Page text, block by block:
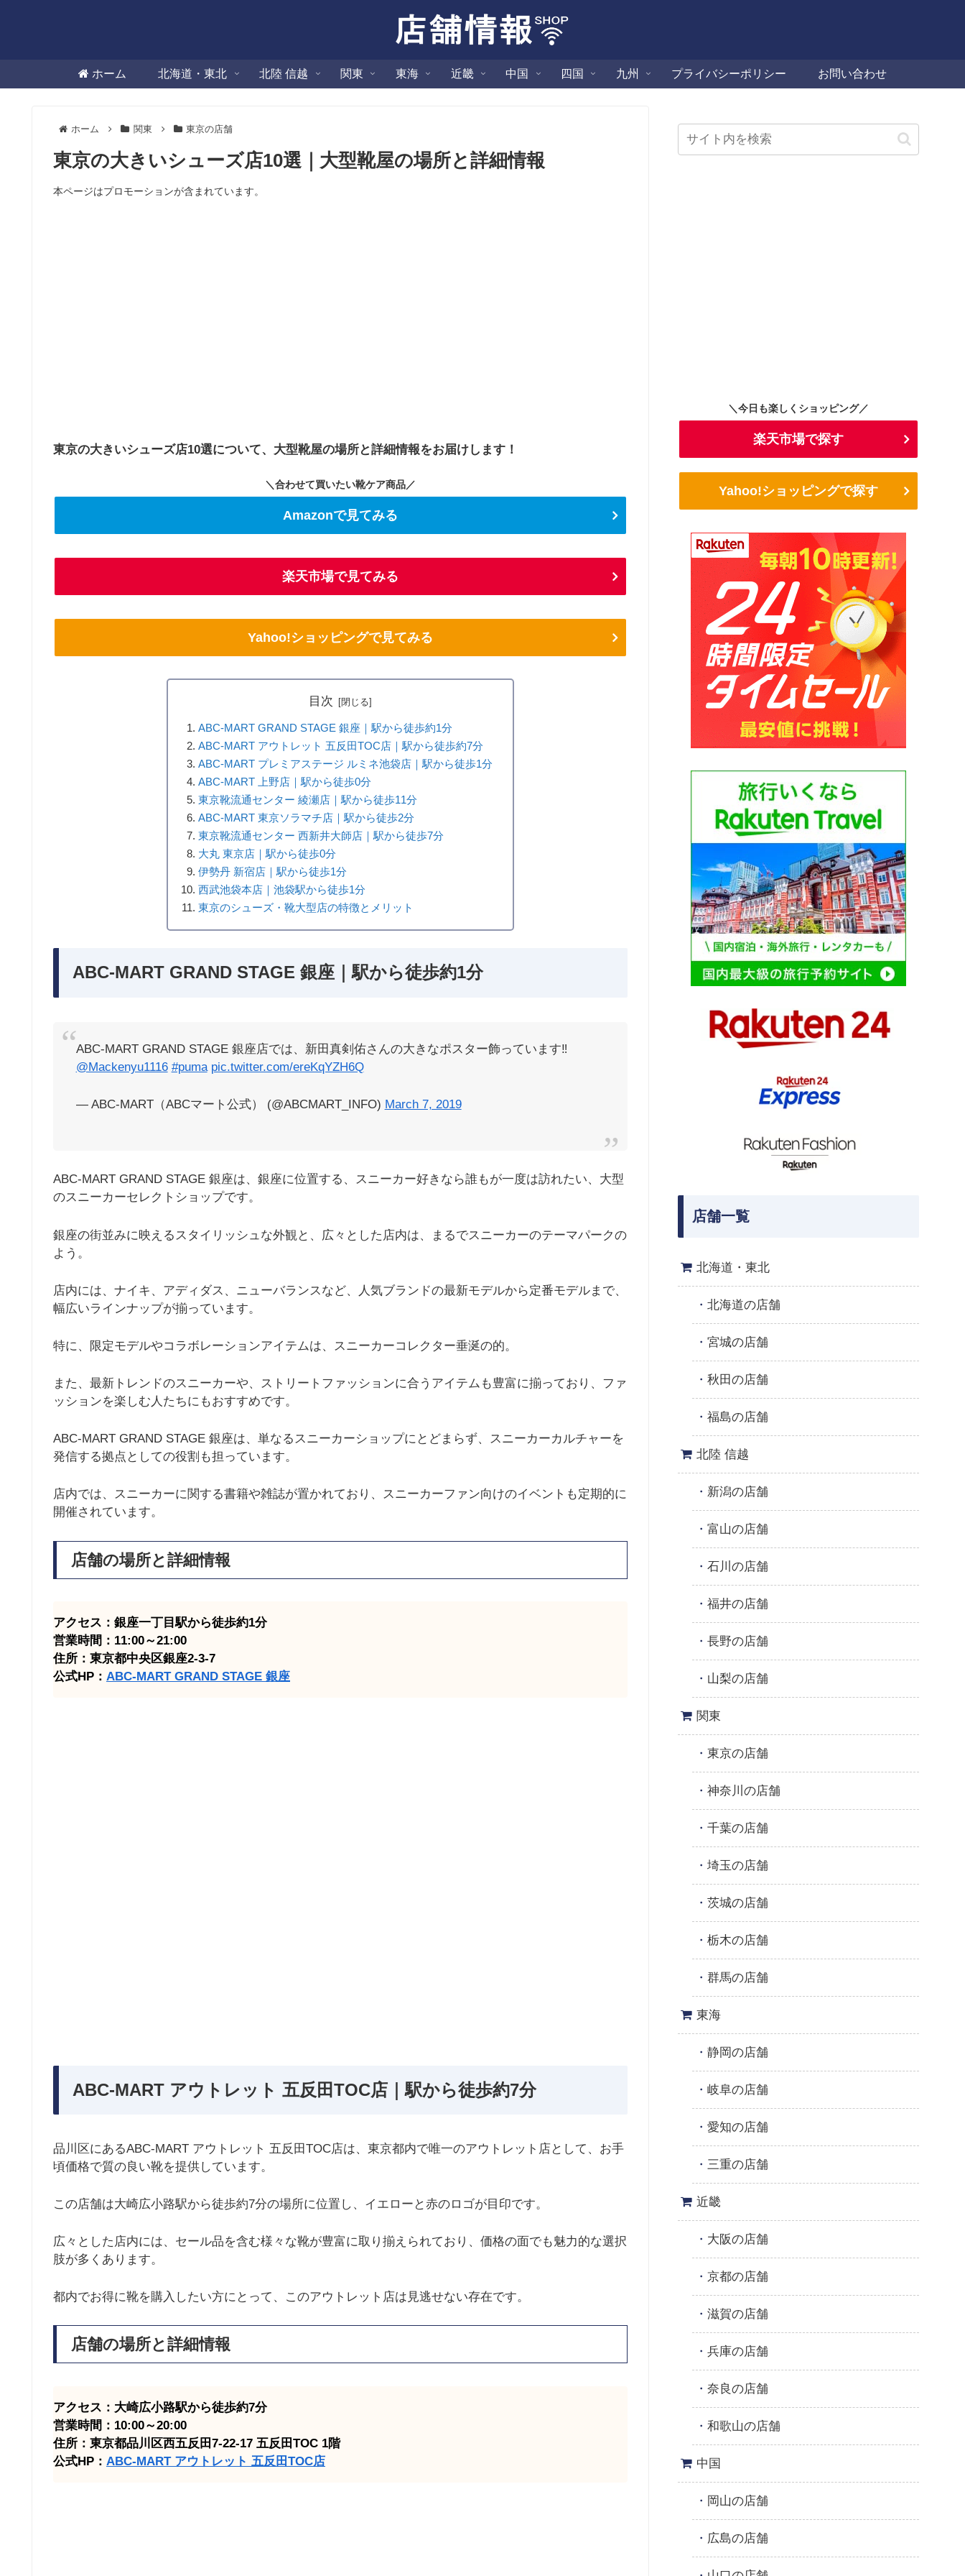
ホーム 北海道・東北 北陸 信越 関東 東海 近畿 中国 四国 九州 プライバシーポリシー お問い合わせ
ホーム 関東 東京の店舗
東京の大きいシューズ店10選｜大型靴屋の場所と詳細情報
本ページはプロモーションが含まれています。
東京の大きいシューズ店10選について、大型靴屋の場所と詳細情報をお届けします！
＼合わせて買いたい靴ケア商品／
Amazonで見てみる
楽天市場で見てみる
Yahoo!ショッピングで見てみる
目次
ABC-MART GRAND STAGE 銀座｜駅から徒歩約1分
ABC-MART アウトレット 五反田TOC店｜駅から徒歩約7分
ABC-MART プレミアステージ ルミネ池袋店｜駅から徒歩1分
ABC-MART 上野店｜駅から徒歩0分
東京靴流通センター 綾瀬店｜駅から徒歩11分
ABC-MART 東京ソラマチ店｜駅から徒歩2分
東京靴流通センター 西新井大師店｜駅から徒歩7分
大丸 東京店｜駅から徒歩0分
伊勢丹 新宿店｜駅から徒歩1分
西武池袋本店｜池袋駅から徒歩1分
東京のシューズ・靴大型店の特徴とメリット
ABC-MART GRAND STAGE 銀座｜駅から徒歩約1分
ABC-MART GRAND STAGE 銀座店では、新田真剣佑さんの大きなポスター飾っています‼️
@Mackenyu1116 #puma pic.twitter.com/ereKqYZH6Q
— ABC-MART（ABCマート公式） (@ABCMART_INFO) March 7, 2019
ABC-MART GRAND STAGE 銀座は、銀座に位置する、スニーカー好きなら誰もが一度は訪れたい、大型
のスニーカーセレクトショップです。
銀座の街並みに映えるスタイリッシュな外観と、広々とした店内は、まるでスニーカーのテーマパークの
よう。
店内には、ナイキ、アディダス、ニューバランスなど、人気ブランドの最新モデルから定番モデルまで、
幅広いラインナップが揃っています。
特に、限定モデルやコラボレーションアイテムは、スニーカーコレクター垂涎の的。
また、最新トレンドのスニーカーや、ストリートファッションに合うアイテムも豊富に揃っており、ファ
ッションを楽しむ人たちにもおすすめです。
ABC-MART GRAND STAGE 銀座は、単なるスニーカーショップにとどまらず、スニーカーカルチャーを
発信する拠点としての役割も担っています。
店内では、スニーカーに関する書籍や雑誌が置かれており、スニーカーファン向けのイベントも定期的に
開催されています。
店舗の場所と詳細情報
アクセス：銀座一丁目駅から徒歩約1分
営業時間：11:00～21:00
住所：東京都中央区銀座2-3-7
公式HP： ABC-MART GRAND STAGE 銀座
ABC-MART アウトレット 五反田TOC店｜駅から徒歩約7分
品川区にあるABC-MART アウトレット 五反田TOC店は、東京都内で唯一のアウトレット店として、お手
頃価格で質の良い靴を提供しています。
この店舗は大崎広小路駅から徒歩約7分の場所に位置し、イエローと赤のロゴが目印です。
広々とした店内には、セール品を含む様々な靴が豊富に取り揃えられており、価格の面でも魅力的な選択
肢が多くあります。
都内でお得に靴を購入したい方にとって、このアウトレット店は見逃せない存在です。
店舗の場所と詳細情報
アクセス：大崎広小路駅から徒歩約7分
営業時間：10:00～20:00
住所：東京都品川区西五反田7-22-17 五反田TOC 1階
公式HP： ABC-MART アウトレット 五反田TOC店
＼今日も楽しくショッピング／
楽天市場で探す
Yahoo!ショッピングで探す
店舗一覧
北海道・東北
北海道の店舗
宮城の店舗
秋田の店舗
福島の店舗
北陸 信越
新潟の店舗
富山の店舗
石川の店舗
福井の店舗
長野の店舗
山梨の店舗
関東
東京の店舗
神奈川の店舗
千葉の店舗
埼玉の店舗
茨城の店舗
栃木の店舗
群馬の店舗
東海
静岡の店舗
岐阜の店舗
愛知の店舗
三重の店舗
近畿
大阪の店舗
京都の店舗
滋賀の店舗
兵庫の店舗
奈良の店舗
和歌山の店舗
中国
岡山の店舗
広島の店舗